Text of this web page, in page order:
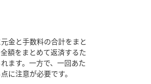
金と手数料の合計をまと
額をまとめて返済するた
ます。一方で、一回あた
に注意が必要です。